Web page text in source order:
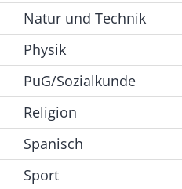
Natur und Technik
Physik
PuG/Sozialkunde
Religion
Spanisch
Sport